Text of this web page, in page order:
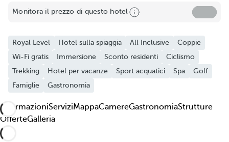
Monitora il prezzo di questo hotel
Royal Level Hotel sulla spiaggia All Inclusive
Coppie
Wi-Fi gratis
Immersione Sconto residenti
Ciclismo
Trekking
Hotel per vacanze Sport acquatici Spa
Golf
Famiglie
Gastronomia
InformazioniServiziMappaCamereGastronomiaStrutture
OfferteGalleria